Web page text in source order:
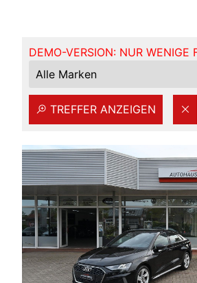
DEMO-VERSION: NUR WENIGE
TREFFER ANZEIGEN